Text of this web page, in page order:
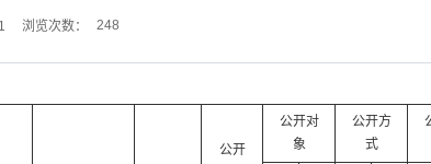
浏览次数： 248
公开
公开对
象
公开方
式